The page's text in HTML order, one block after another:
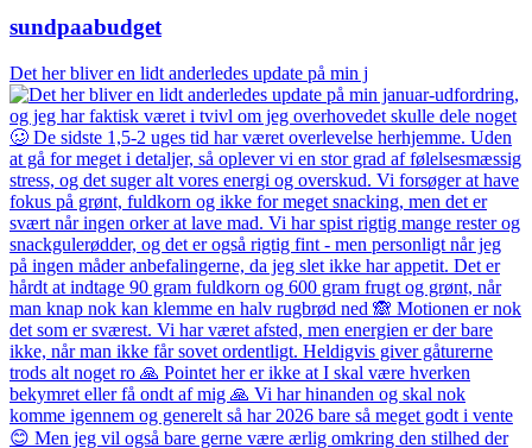
sundpaabudget
Det her bliver en lidt anderledes update på min j